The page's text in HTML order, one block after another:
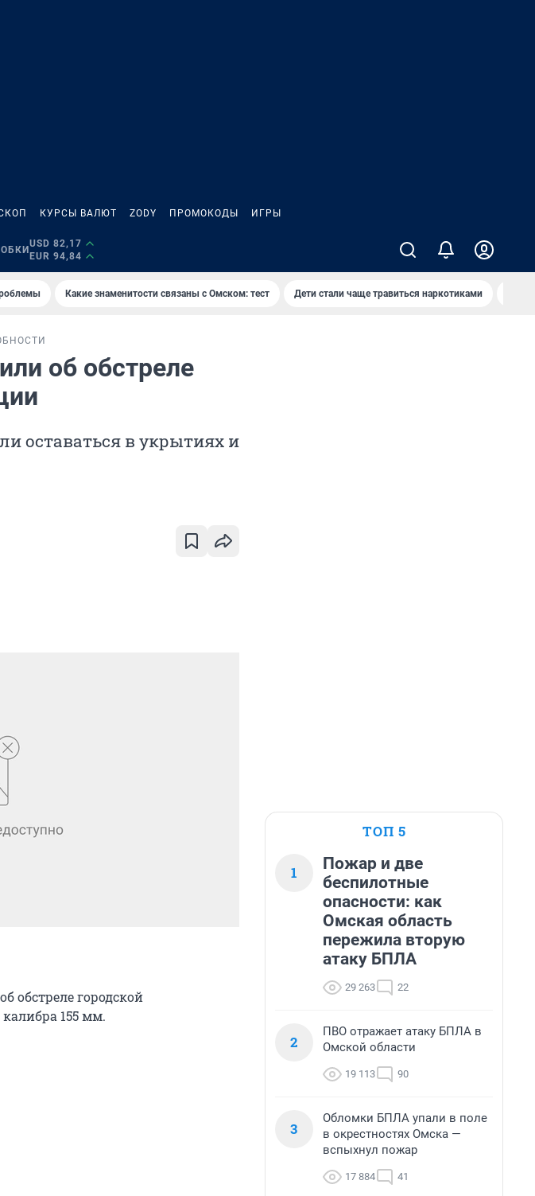
КУРСЫ ВАЛЮТ ZODY ПРОМОКОДЫ ИГРЫ
USD 82,17
EUR 94,84
Какие знаменитости связаны с Омском: тест Дети стали чаще травиться наркотиками
об обстреле
оставаться в укрытиях и
обстреле городской
155 мм.
ТОП 5
1
Пожар и две
беспилотные
опасности: как
Омская область
пережила вторую
атаку БПЛА
29 263 22
2
ПВО отражает атаку БПЛА в
Омской области
19 113 90
3
Обломки БПЛА упали в поле
в окрестностях Омска —
вспыхнул пожар
17 884 41